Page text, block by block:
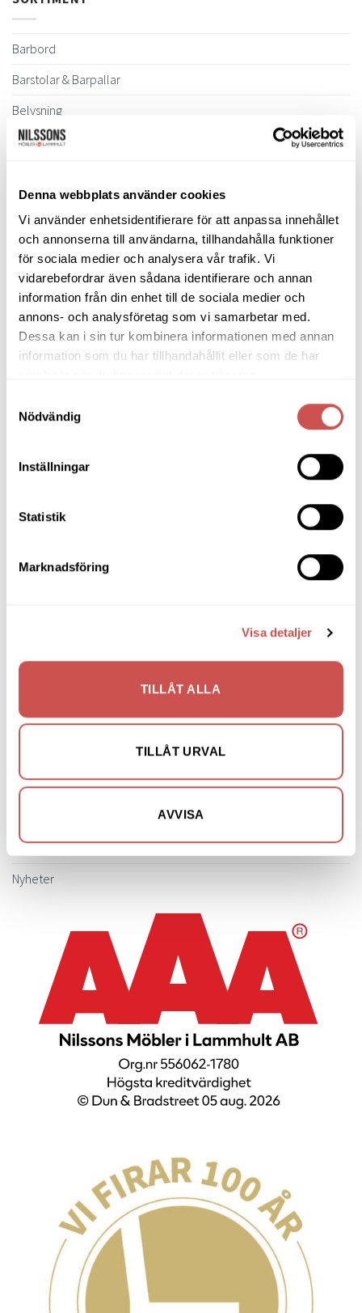
Denna webbplats använder cookies
Vi använder enhetsidentifierare för att anpassa innehållet
och annonserna till användarna, tillhandahålla funktioner
för sociala medier och analysera vår trafik. Vi
vidarebefordrar även sådana identifierare och annan
information från din enhet till de sociala medier och
annons- och analysföretag som vi samarbetar med.
Dessa kan i sin tur kombinera informationen med annan
information som du har tillhandahållit eller som de har
Nödvändig
Inställningar
Statistik
Marknadsföring
Visa detaljer
TILLÅT ALLA
TILLÅT URVAL
AVVISA
Barbord
Barstolar & Barpallar
Belysning
Bokhyllor
Bäddsoffor
Bänkar & Pallar
Fåtöljer
Hallmöbler
Inredning
Ljusbelysta Glastavlor
Matgrupper
Pinnsoffor
Soffbord
Skänkar & Sideboards
Sängar
TV-bänkar
Vitrinskåp
Nyheter